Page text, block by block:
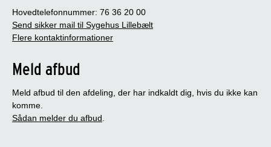
Hovedtelefonnummer: 76 36 20 00
Send sikker mail til Sygehus Lillebælt
Flere kontaktinformationer
Meld afbud
Meld afbud til den afdeling, der har indkaldt dig, hvis du ikke kan
komme.
Sådan melder du afbud.